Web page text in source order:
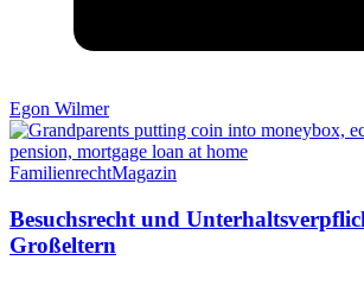
Egon Wilmer
FamilienrechtMagazin
Besuchsrecht und
Großeltern